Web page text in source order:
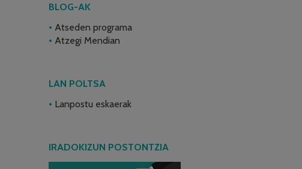
BLOG-AK
Atseden programa
Atzegi Mendian
LAN POLTSA
Lanpostu eskaerak
IRADOKIZUN POSTONTZIA